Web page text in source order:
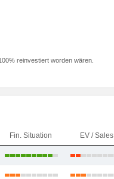
reinvestiert worden wären.
Fin. Situation EV / Sales